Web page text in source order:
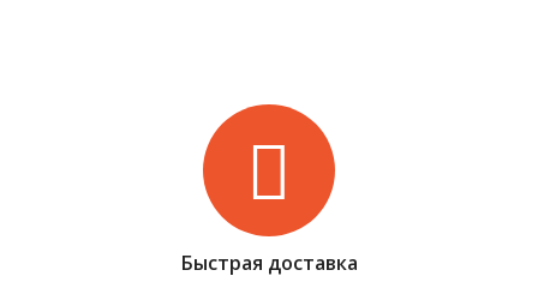
Быстрая доставка